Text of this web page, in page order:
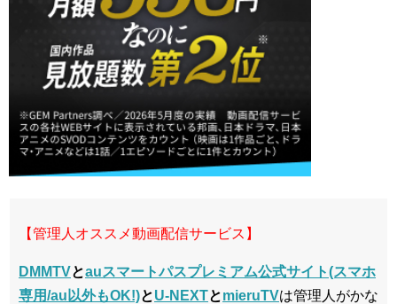
【管理人オススメ動画配信サービス】
DMMTVとauスマートパスプレミアム公式サイト(スマホ
専用/au以外もOK!)とU-NEXTとmieruTVは管理人がかな